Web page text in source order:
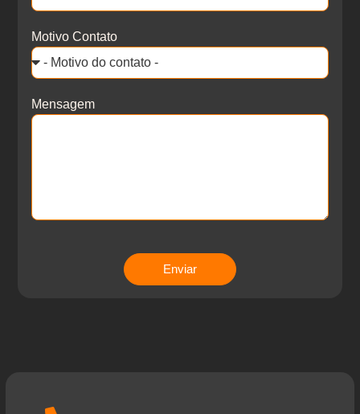
Motivo Contato
Mensagem
Enviar